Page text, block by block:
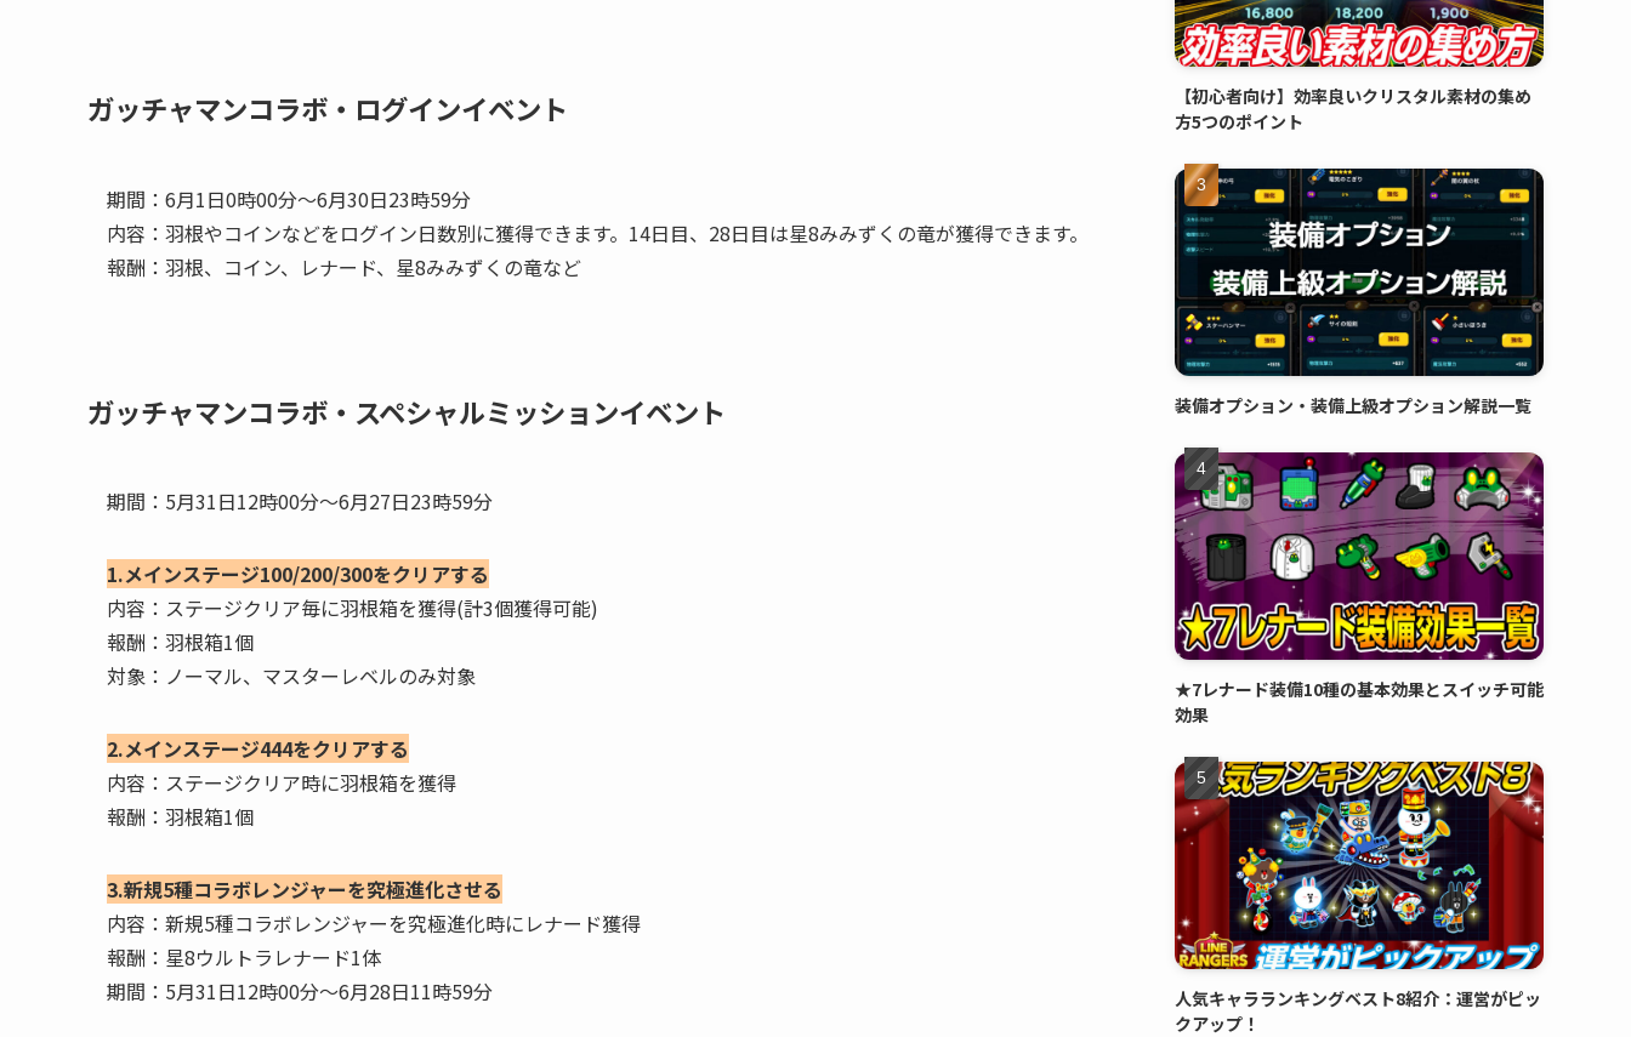
ガッチャマンコラボ・ログインイベント
期間：6月1日0時00分～6月30日23時59分
内容：羽根やコインなどをログイン日数別に獲得できます。14日目、28日目は星8みみずくの竜が獲得できます。
報酬：羽根、コイン、レナード、星8みみずくの竜など
ガッチャマンコラボ・スペシャルミッションイベント
期間：5月31日12時00分～6月27日23時59分
1.メインステージ100/200/300をクリアする
内容：ステージクリア毎に羽根箱を獲得(計3個獲得可能)
報酬：羽根箱1個
対象：ノーマル、マスターレベルのみ対象
2.メインステージ444をクリアする
内容：ステージクリア時に羽根箱を獲得
報酬：羽根箱1個
3.新規5種コラボレンジャーを究極進化させる
内容：新規5種コラボレンジャーを究極進化時にレナード獲得
報酬：星8ウルトラレナード1体
期間：5月31日12時00分～6月28日11時59分
【初心者向け】効率良いクリスタル素材の集め
方5つのポイント
装備オプション・装備上級オプション解説一覧
★7レナード装備10種の基本効果とスイッチ可能
効果
人気キャラランキングベスト8紹介：運営がピッ
クアップ！